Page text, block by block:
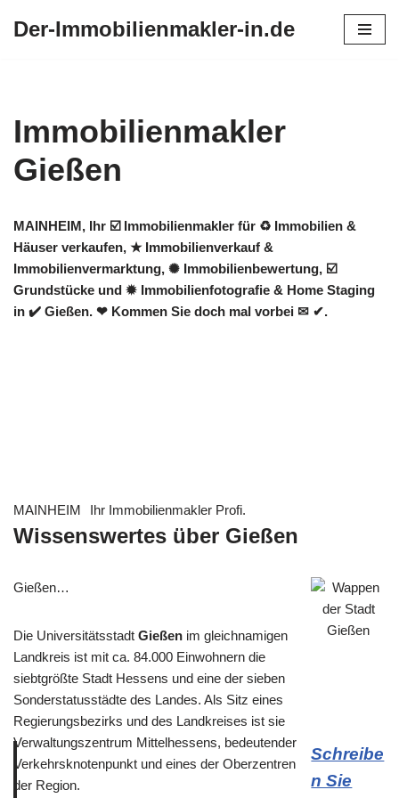
Der-Immobilienmakler-in.de
Immobilienmakler
Gießen
MAINHEIM, Ihr ☑️ Immobilienmakler für ♻ Immobilien &
Häuser verkaufen, ★ Immobilienverkauf &
Immobilienvermarktung, ✺ Immobilienbewertung, ☑️
Grundstücke und ✹ Immobilienfotografie & Home Staging
in ✔️ Gießen. ❤ Kommen Sie doch mal vorbei ✉ ✔.
MAINHEIM Ihr Immobilienmakler Profi.
Wissenswertes über Gießen
Gießen…
Die Universitätsstadt Gießen im gleichnamigen
Landkreis ist mit ca. 84.000 Einwohnern die
siebtgrößte Stadt Hessens und eine der sieben
Sonderstatusstädte des Landes. Als Sitz eines
Regierungsbezirks und des Landkreises ist sie
Verwaltungszentrum Mittelhessens, bedeutender
Verkehrsknotenpunkt und eines der Oberzentren
der Region.
Schreibe
n Sie